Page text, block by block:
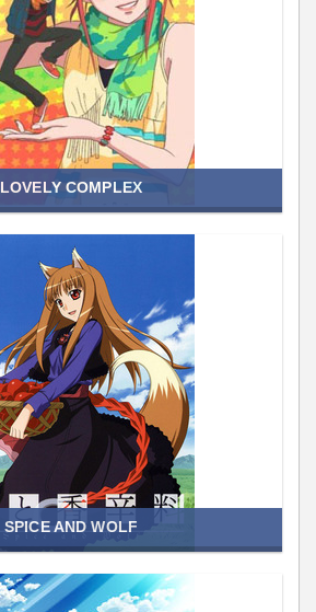
LOVELY COMPLEX
SPICE AND WOLF